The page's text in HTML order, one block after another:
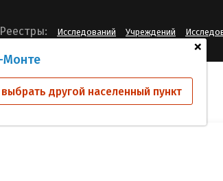
+
Монте
другой населенный пункт
Реестры: Исследований Учреждений
BO27798